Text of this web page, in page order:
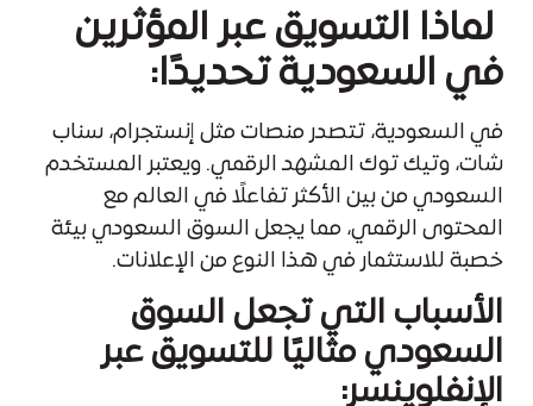
لماذا التسويق عبر المؤثرين
في السعودية تحديدًا:
في السعودية، تتصدر منصات مثل إنستجرام، سناب
شات، وتيك توك المشهد الرقمي. ويعتبر المستخدم
السعودي من بين الأكثر تفاعلًا في العالم مع
المحتوى الرقمي، مما يجعل السوق السعودي بيئة
خصبة للاستثمار في هذا النوع من الإعلانات.
الأسباب التي تجعل السوق
السعودي مثاليًا للتسويق عبر
الإنفلوينسر: